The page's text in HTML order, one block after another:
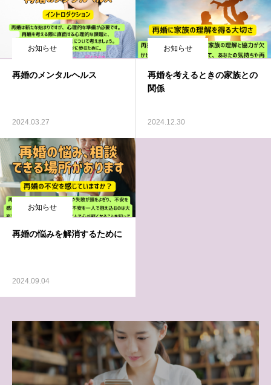
お知らせ
再婚のメンタルヘルス
2024.03.27
お知らせ
再婚を考えるときの家族との
関係
2024.12.30
お知らせ
再婚の悩みを解消するために
2024.09.04